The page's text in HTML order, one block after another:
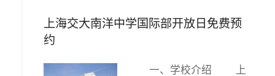
上海交大南洋中学国际部开放日免费预
约
一、学校介绍 上